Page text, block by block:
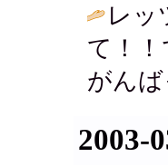
レッ
て！
がん
2003-